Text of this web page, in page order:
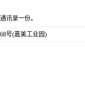
讯录一份。
号(嘉美工业园)